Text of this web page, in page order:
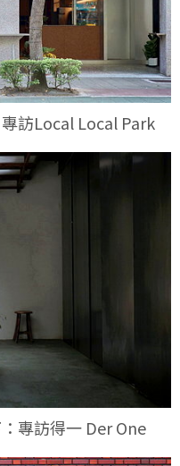
訪Local Local Park
專訪得一 Der One